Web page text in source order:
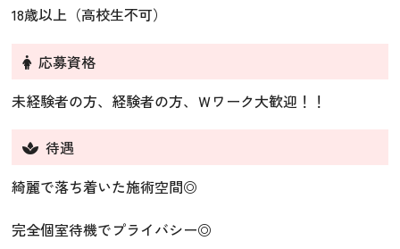
18歳以上（高校生不可）
応募資格
未経験者の方、経験者の方、Ｗワーク大歓迎！！
待遇
綺麗で落ち着いた施術空間◎
完全個室待機でプライバシー◎